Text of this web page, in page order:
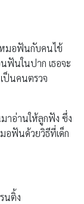
มอฟันกับคนไข้
ฟันในปาก เธอจะ
ป็นคนตรวจ
าอ่านให้ลูกฟัง ซึ่ง
อฟันด้วยวิธีที่เด็ก
นติ้ง